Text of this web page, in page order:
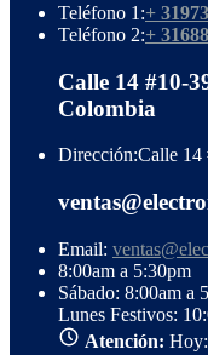
Teléfono 1:+
Teléfono 2:+
Calle 14 #10-
Colombia
Dirección:Calle 14
Email:
8:00am a 5:30pm
Sábado: 8:00am a
Lunes Festivos:
Atención: